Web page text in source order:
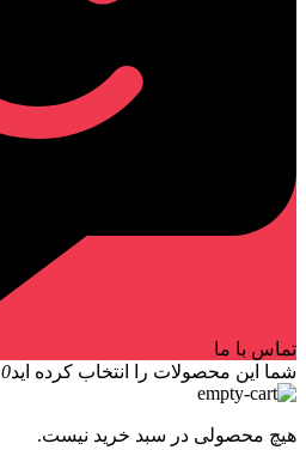
تماس با ما
شما این محصولات را انتخاب کرده اید0
هیچ محصولی در سبد خرید نیست.